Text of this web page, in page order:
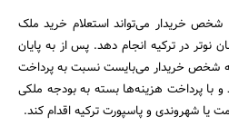
شخص خریدار می‌تواند استعلام خرید ملک
نوتر در ترکیه انجام دهد. پس از به پایان
شخص خریدار می‌بایست نسبت به پرداخت
و با پرداخت هزینه‌ها بسته به بودجه ملکی
یا شهروندی و پاسپورت ترکیه اقدام کند.